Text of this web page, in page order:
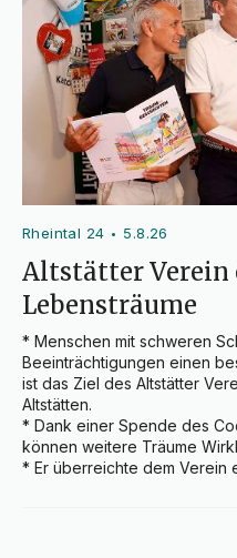
Rheintal 24 • 5.8.26
Altstätter
Lebensträume
* Menschen mit schweren
Beeinträchtigungen einen
ist das Ziel des Altstätter
Altstätten.
* Dank einer Spende des
können weitere Träume
* Er überreichte dem Verein